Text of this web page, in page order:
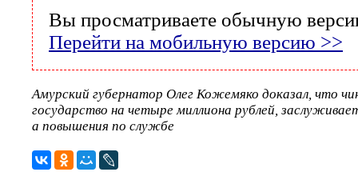
Вы просматриваете обычную
Перейти на мобильную версию >>
Амурский губернатор Олег Кожемяко доказал, что
государство на четыре миллиона рублей,
а повышения по службе